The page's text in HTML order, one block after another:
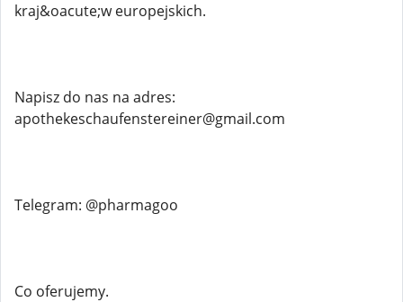
kraj&oacute;w europejskich.
Napisz do nas na adres:
apothekeschaufenstereiner@gmail.com
Telegram: @pharmagoo
Co oferujemy.